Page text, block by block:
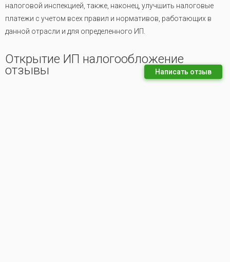
налоговой инспекцией, также, наконец, улучшить налоговые
платежи с учетом всех правил и нормативов, работающих в
данной отрасли и для определенного ИП.
Открытие ИП налогообложение
отзывы Написать отзыв